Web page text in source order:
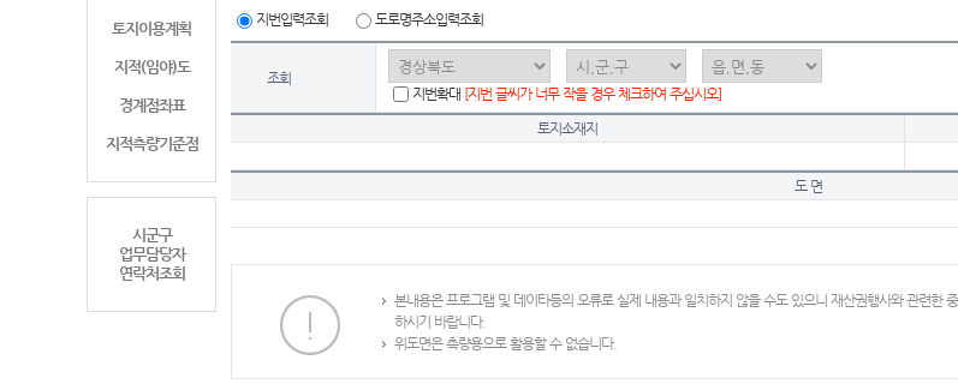
토지이용계획
지적(임야)도
경계점좌표
지적측량기준점
시군구
업무담당자
연락처조회
지번입력조회 도로명주소입력조회
조회
지번확대 [지번 글씨가 너무 작을 경우 체크하여 주십시오]
토지소재지
도 면
본내용은 프로그램 및 데이타등의 오류로 실제 내용과 일치하지 않을 수도 있으니 재산권행사와 관련한
하시기 바랍니다.
위도면은 측량용으로 활용할 수 없습니다.